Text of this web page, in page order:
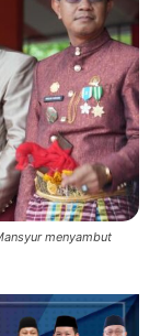
menyambut